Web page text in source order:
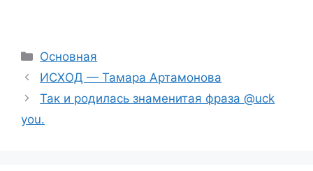
Рубрики
Основная
ИСХОД — Тамара Артамонова
Так и родилась знаменитая фраза @uck
you.